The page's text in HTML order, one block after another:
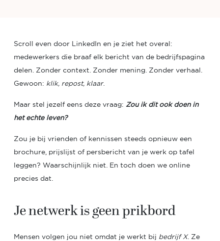
Scroll even door LinkedIn en je ziet het overal:
medewerkers die braaf elk bericht van de bedrijfspagina
delen. Zonder context. Zonder mening. Zonder verhaal.
Gewoon: klik, repost, klaar.
Maar stel jezelf eens deze vraag: Zou ik dit ook doen in
het echte leven?
Zou je bij vrienden of kennissen steeds opnieuw een
brochure, prijslijst of persbericht van je werk op tafel
leggen? Waarschijnlijk niet. En toch doen we online
precies dat.
Je netwerk is geen prikbord
Mensen volgen jou niet omdat je werkt bij bedrijf X. Ze